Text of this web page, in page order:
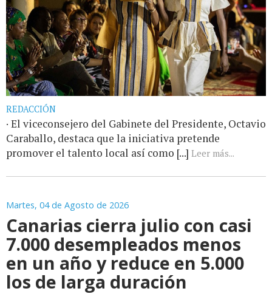
REDACCIÓN
· El viceconsejero del Gabinete del Presidente, Octavio
Caraballo, destaca que la iniciativa pretende
promover el talento local así como [...] Leer más...
Martes, 04 de Agosto de 2026
Canarias cierra julio con casi
7.000 desempleados menos
en un año y reduce en 5.000
los de larga duración